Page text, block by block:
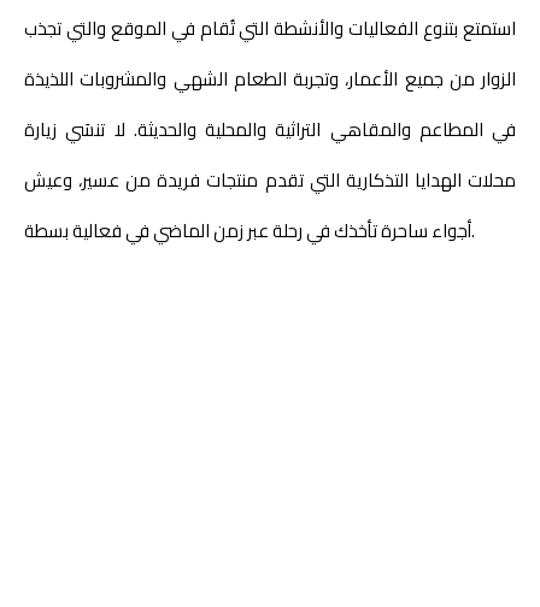
استمتع بتنوع الفعاليات والأنشطة التي تُقام في الموقع والتي تجذب
الزوار من جميع الأعمار، وتجربة الطعام الشهي والمشروبات اللذيذة
في المطاعم والمقاهي التراثية والمحلية والحديثة. لا تنسَي زيارة
محلات الهدايا التذكارية التي تقدم منتجات فريدة من عسير، وعيش
أجواء ساحرة تأخذك في رحلة عبر زمن الماضي في فعالية بسطة.